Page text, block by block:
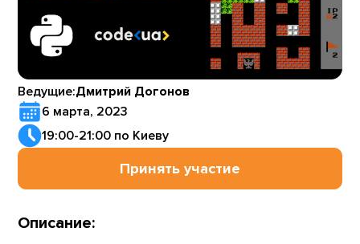
6 марта, 2023
19:00-21:00 по Киеву
Ведущие:Дмитрий Догонов
Принять участие
Описание: